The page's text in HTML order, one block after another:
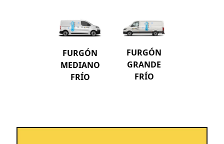
FURGÓN
MEDIANO
FRÍO
FURGÓN
GRANDE
FRÍO